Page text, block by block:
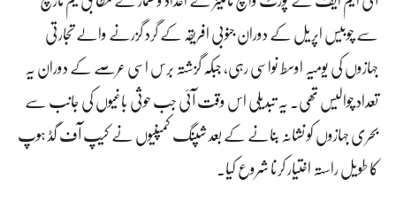
سے چوبیس اپریل کے دوران جنوبی افریقہ کے گرد گزرنے والے تجارتی
جہازوں کی یومیہ اوسط نواسی رہی، جبکہ گزشتہ برس اسی عرصے کے دوران یہ
تعداد چوالیس تھی۔ یہ تبدیلی اس وقت آئی جب حوثی باغیوں کی جانب سے
بحری جہازوں کو نشانہ بنانے کے بعد شپنگ کمپنیوں نے کیپ آف گڈ ہوپ
کا طویل راستہ اختیار کرنا شروع کیا۔